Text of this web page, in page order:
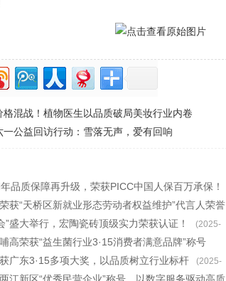
格混战！植物医生以品质破局美妆行业内卷
一公益回访行动：雪落无声，爱有回响
品质保障再升级，荣获PICC中国人保百万承保！
获“天桥区新就业形态劳动者权益维护”代言人荣誉
”盛大举行，宏陶瓷砖顶级实力荣获认证！ (2025-
高荣获“益生菌行业3·15消费者满意品牌”称号
广东3·15多项大奖，以品质树立行业标杆 (2025-